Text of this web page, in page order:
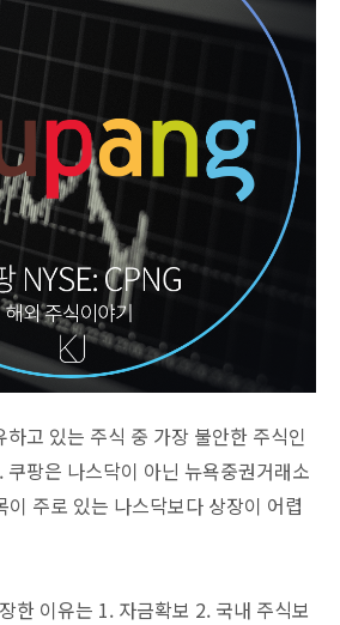
고 있는 주식 중 가장 불안한 주식인
팡은 나스닥이 아닌 뉴욕중권거래소
주로 있는 나스닥보다 상장이 어렵
한 이유는 1. 자금확보 2. 국내 주식보